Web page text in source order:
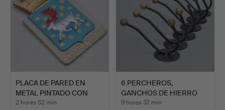
PLACA DE PARED EN
METAL PINTADO CON
MOTIVO…
2 horas 52 min
6 PERCHEROS,
GANCHOS DE HIERRO
FORJADO, N.…
9 horas 37 min